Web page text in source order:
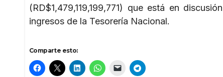
(RD$1,479,119,199,771) que está en
ingresos de la Tesorería Nacional.
Comparte esto: